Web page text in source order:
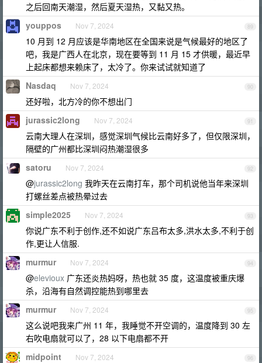
之后回南天潮湿，然后夏天湿热，又黏又热。
89
youppos Nov 7, 2024
10 月到 12 月应该是华南地区在全国来说是气候最好的地区了
吧，我是广西人在北京，现在要等到 11 月 15 才供暖，最近早
上起床都想来赖床了，太冷了。你来试试就知道了
90
Nasdaq Nov 7, 2024
还好啦，北方冷的你不想出门
91
jurassic2long Nov 7, 2024
云南大理人在深圳，感觉深圳气候比云南好多了，但仅限深圳，
隔壁的广州都比深圳闷热潮湿很多
92
satoru Nov 7, 2024
@jurassic2long 我昨天在云南打车，那个司机说他当年来深圳
打螺丝差点被热晕过去
93
simple2025 Nov 7, 2024
你说广东不利于创作,还不如说广东吕布太多,洪水太多,不利于创
作,更让人信服.
94
murmur Nov 7, 2024
@elevioux 广东还炎热妈呀，热也就 35 度，这温度被重庆爆
杀，沿海有自然调控能热到哪里去
95
murmur Nov 7, 2024
这么说吧我来广州 11 年，我睡觉不开空调的，温度降到 30 左
右吹电扇就可以了，28 以下电扇都不开
96
midpoint Nov 7, 2024